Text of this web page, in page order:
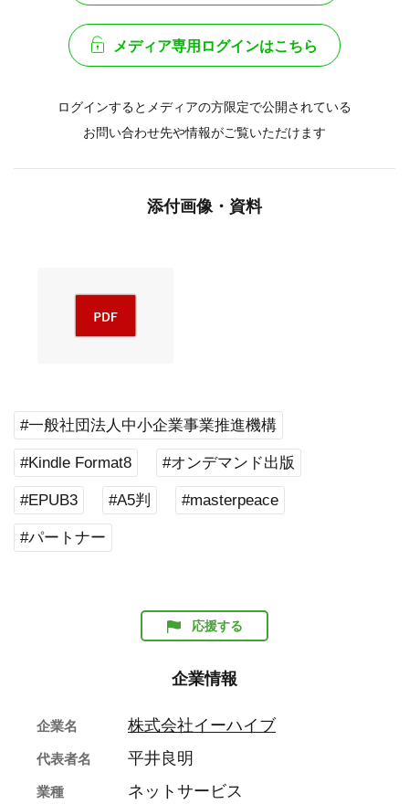
メディア専用ログインはこちら
ログインするとメディアの方限定で公開されている
お問い合わせ先や情報がご覧いただけます
添付画像・資料
#一般社団法人中小企業事業推進機構
#Kindle Format8 #オンデマンド出版
#EPUB3 #A5判 #masterpeace
#パートナー
応援する
企業情報
企業名 株式会社イーハイブ
代表者名 平井良明
業種 ネットサービス